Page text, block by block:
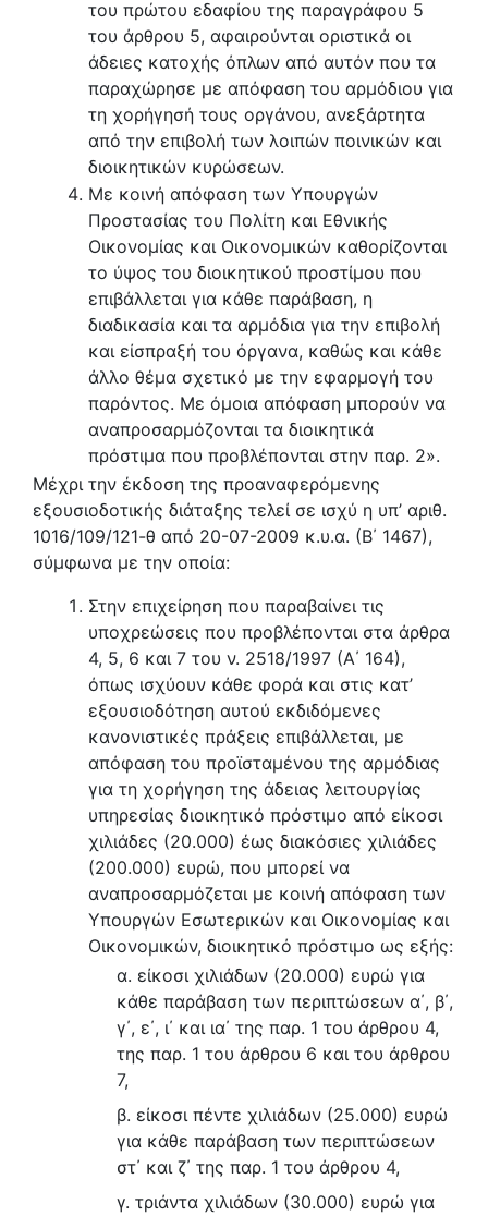
του πρώτου εδαφίου της παραγράφου 5
του άρθρου 5, αφαιρούνται οριστικά οι
άδειες κατοχής όπλων από αυτόν που τα
παραχώρησε με απόφαση του αρμόδιου για
τη χορήγησή τους οργάνου, ανεξάρτητα
από την επιβολή των λοιπών ποινικών και
διοικητικών κυρώσεων.
Με κοινή απόφαση των Υπουργών
Προστασίας του Πολίτη και Εθνικής
Οικονομίας και Οικονομικών καθορίζονται
το ύψος του διοικητικού προστίμου που
επιβάλλεται για κάθε παράβαση, η
διαδικασία και τα αρμόδια για την επιβολή
και είσπραξή του όργανα, καθώς και κάθε
άλλο θέμα σχετικό με την εφαρμογή του
παρόντος. Με όμοια απόφαση μπορούν να
αναπροσαρμόζονται τα διοικητικά
πρόστιμα που προβλέπονται στην παρ. 2».
Μέχρι την έκδοση της προαναφερόμενης
εξουσιοδοτικής διάταξης τελεί σε ισχύ η υπ’ αριθ.
1016/109/121-θ από 20-07-2009 κ.υ.α. (Β΄ 1467),
σύμφωνα με την οποία:
Στην επιχείρηση που παραβαίνει τις
υποχρεώσεις που προβλέπονται στα άρθρα
4, 5, 6 και 7 του ν. 2518/1997 (Α΄ 164),
όπως ισχύουν κάθε φορά και στις κατ’
εξουσιοδότηση αυτού εκδιδόμενες
κανονιστικές πράξεις επιβάλλεται, με
απόφαση του προϊσταμένου της αρμόδιας
για τη χορήγηση της άδειας λειτουργίας
υπηρεσίας διοικητικό πρόστιμο από είκοσι
χιλιάδες (20.000) έως διακόσιες χιλιάδες
(200.000) ευρώ, που μπορεί να
αναπροσαρμόζεται με κοινή απόφαση των
Υπουργών Εσωτερικών και Οικονομίας και
Οικονομικών, διοικητικό πρόστιμο ως εξής:
α. είκοσι χιλιάδων (20.000) ευρώ για
κάθε παράβαση των περιπτώσεων α΄, β΄,
γ΄, ε΄, ι΄ και ια΄ της παρ. 1 του άρθρου 4,
της παρ. 1 του άρθρου 6 και του άρθρου
7,
β. είκοσι πέντε χιλιάδων (25.000) ευρώ
για κάθε παράβαση των περιπτώσεων
στ΄ και ζ΄ της παρ. 1 του άρθρου 4,
γ. τριάντα χιλιάδων (30.000) ευρώ για